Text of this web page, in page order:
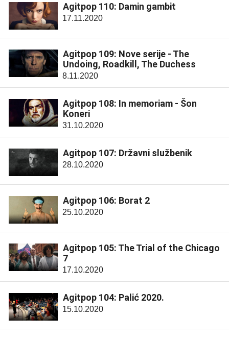
Agitpop 110: Damin gambit
17.11.2020
Agitpop 109: Nove serije - The
Undoing, Roadkill, The Duchess
8.11.2020
Agitpop 108: In memoriam - Šon
Koneri
31.10.2020
Agitpop 107: Državni službenik
28.10.2020
Agitpop 106: Borat 2
25.10.2020
Agitpop 105: The Trial of the Chicago
7
17.10.2020
Agitpop 104: Palić 2020.
15.10.2020